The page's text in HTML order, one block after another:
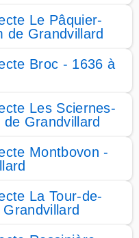
Le Pâquier-
de Grandvillard
Broc - 1636 à
Les Sciernes-
Grandvillard
Montbovon -
La Tour-de-